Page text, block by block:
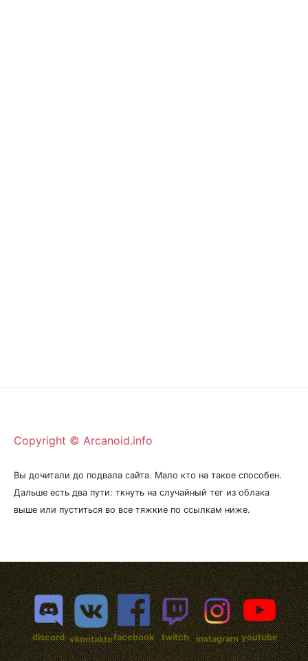
Copyright © Arcanoid.info
Вы дочитали до подвала сайта. Мало кто на такое способен.
Дальше есть два пути: ткнуть на случайный тег из облака
выше или пуститься во все тяжкие по ссылкам ниже.
discord vkontaktefacebook twitch instagram youtube